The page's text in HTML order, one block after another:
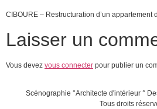
CIBOURE – Restructuration d’un appartement
Laisser un
Vous devez vous connecter pour publier un
Scénographie °Architecte d'intérieur °
Tous droits